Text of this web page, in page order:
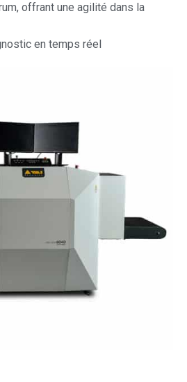
offrant une agilité dans la
en temps réel